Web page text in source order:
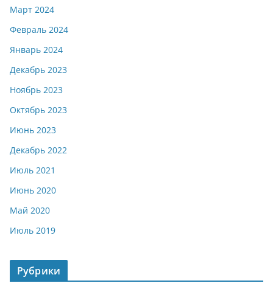
Март 2024
Февраль 2024
Январь 2024
Декабрь 2023
Ноябрь 2023
Октябрь 2023
Июнь 2023
Декабрь 2022
Июль 2021
Июнь 2020
Май 2020
Июль 2019
Рубрики